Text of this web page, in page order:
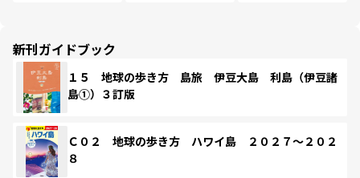
新刊ガイドブック
１５ 地球の歩き方 島旅 伊豆大島 利島（伊豆諸
島①）３訂版
Ｃ０２ 地球の歩き方 ハワイ島 ２０２７～２０２
８